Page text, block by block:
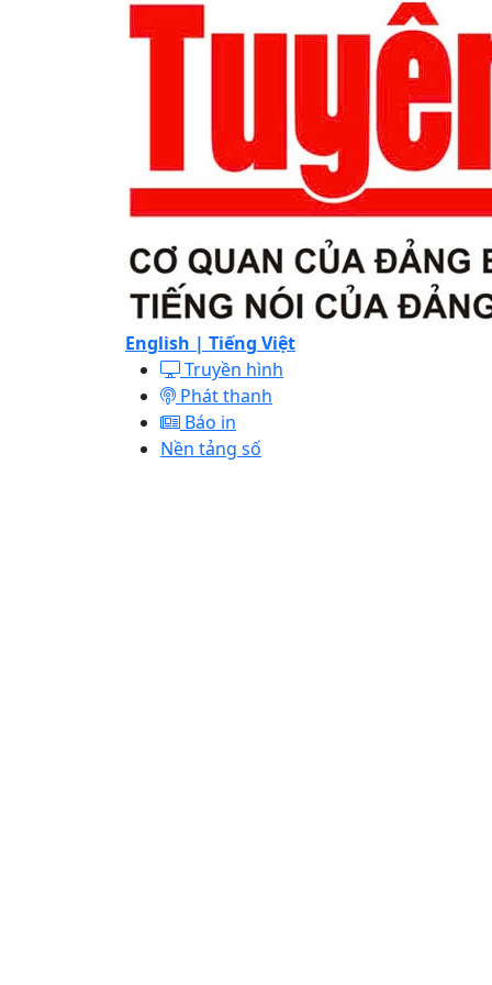
English | Tiếng Việt
Truyền hình
Phát thanh
Báo in
Nền tảng số